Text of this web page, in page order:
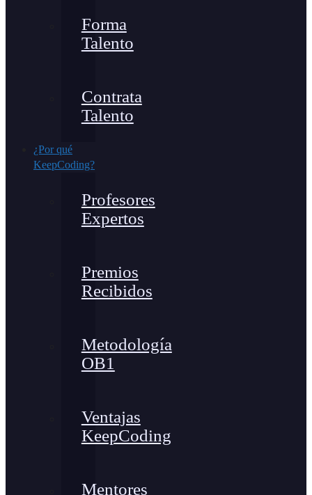
Forma
Talento
Contrata
Talento
¿Por qué
KeepCoding?
Profesores
Expertos
Premios
Recibidos
Metodología
OB1
Ventajas
KeepCoding
Mentores